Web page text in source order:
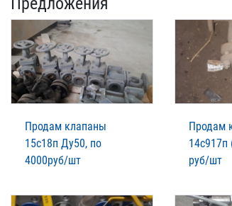
Продам клапаны
15с18п Ду50, по
4000руб/шт
Продам
14с917п
руб/шт